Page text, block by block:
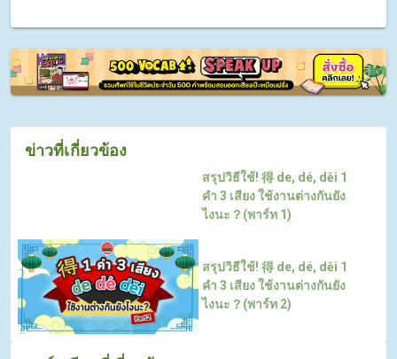
ข่าวที่เกี่ยวข้อง
สรุปวิธีใช้! 得 de, dé, děi 1
คำ 3 เสียง ใช้งานต่างกันยัง
ไงนะ？(พาร์ท 1)
สรุปวิธีใช้! 得 de, dé, děi 1
คำ 3 เสียง ใช้งานต่างกันยัง
ไงนะ？(พาร์ท 2)